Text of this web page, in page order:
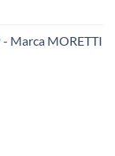
Marca MORETTI